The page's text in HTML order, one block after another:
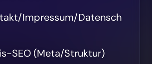
Impressum/Datensch
SEO (Meta/Struktur)